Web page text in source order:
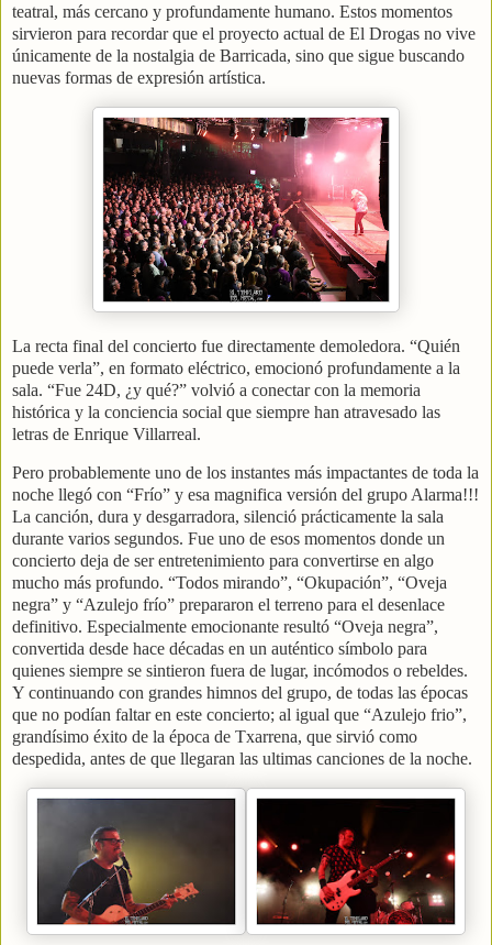
teatral, más cercano y profundamente humano. Estos momentos
sirvieron para recordar que el proyecto actual de El Drogas no vive
únicamente de la nostalgia de Barricada, sino que sigue buscando
nuevas formas de expresión artística.
La recta final del concierto fue directamente demoledora. “Quién
puede verla”, en formato eléctrico, emocionó profundamente a la
sala. “Fue 24D, ¿y qué?” volvió a conectar con la memoria
histórica y la conciencia social que siempre han atravesado las
letras de Enrique Villarreal.
Pero probablemente uno de los instantes más impactantes de toda la
noche llegó con “Frío” y esa magnifica versión del grupo Alarma!!!
La canción, dura y desgarradora, silenció prácticamente la sala
durante varios segundos. Fue uno de esos momentos donde un
concierto deja de ser entretenimiento para convertirse en algo
mucho más profundo. “Todos mirando”, “Okupación”, “Oveja
negra” y “Azulejo frío” prepararon el terreno para el desenlace
definitivo. Especialmente emocionante resultó “Oveja negra”,
convertida desde hace décadas en un auténtico símbolo para
quienes siempre se sintieron fuera de lugar, incómodos o rebeldes.
Y continuando con grandes himnos del grupo, de todas las épocas
que no podían faltar en este concierto; al igual que “Azulejo frio”,
grandísimo éxito de la época de Txarrena, que sirvió como
despedida, antes de que llegaran las ultimas canciones de la noche.